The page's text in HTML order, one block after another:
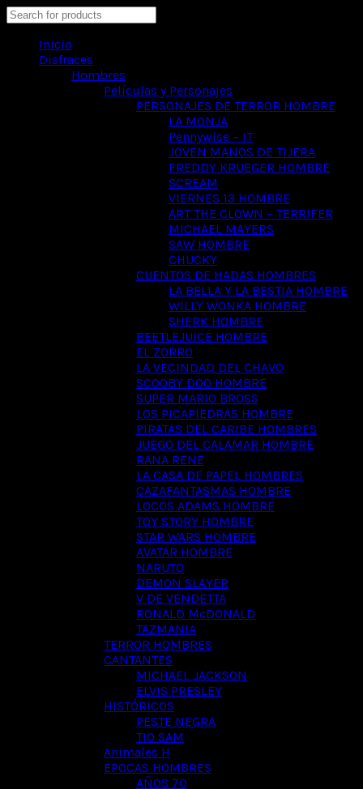
Inicio
Disfraces
Hombres
Películas y Personajes
PERSONAJES DE TERROR HOMBRE
LA MONJA
Pennywise – IT
JOVEN MANOS DE TIJERA
FREDDY KRUEGER HOMBRE
SCREAM
VIERNES 13 HOMBRE
ART THE CLOWN – TERRIFER
MICHAEL MAYERS
SAW HOMBRE
CHUCKY
CUENTOS DE HADAS HOMBRES
LA BELLA Y LA BESTIA HOMBRE
WILLY WONKA HOMBRE
SHERK HOMBRE
BEETLEJUICE HOMBRE
EL ZORRO
LA VECINDAD DEL CHAVO
SCOOBY DOO HOMBRE
SUPER MARIO BROSS
LOS PICAPIEDRAS HOMBRE
PIRATAS DEL CARIBE HOMBRES
JUEGO DEL CALAMAR HOMBRE
RANA RENE
LA CASA DE PAPEL HOMBRES
CAZAFANTASMAS HOMBRE
LOCOS ADAMS HOMBRE
TOY STORY HOMBRE
STAR WARS HOMBRE
AVATAR HOMBRE
NARUTO
DEMON SLAYER
V DE VENDETTA
RONALD McDONALD
TAZMANIA
TERROR HOMBRES
CANTANTES
MICHAEL JACKSON
ELVIS PRESLEY
HISTÓRICOS
PESTE NEGRA
TIO SAM
Animales H
EPOCAS HOMBRES
AÑOS 70